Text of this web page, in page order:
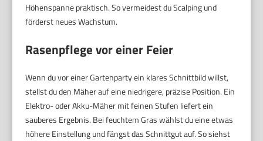
Höhenspanne praktisch. So vermeidest du Scalping und
förderst neues Wachstum.
Rasenpflege vor einer Feier
Wenn du vor einer Gartenparty ein klares Schnittbild willst,
stellst du den Mäher auf eine niedrigere, präzise Position. Ein
Elektro- oder Akku-Mäher mit feinen Stufen liefert ein
sauberes Ergebnis. Bei feuchtem Gras wählst du eine etwas
höhere Einstellung und fängst das Schnittgut auf. So siehst